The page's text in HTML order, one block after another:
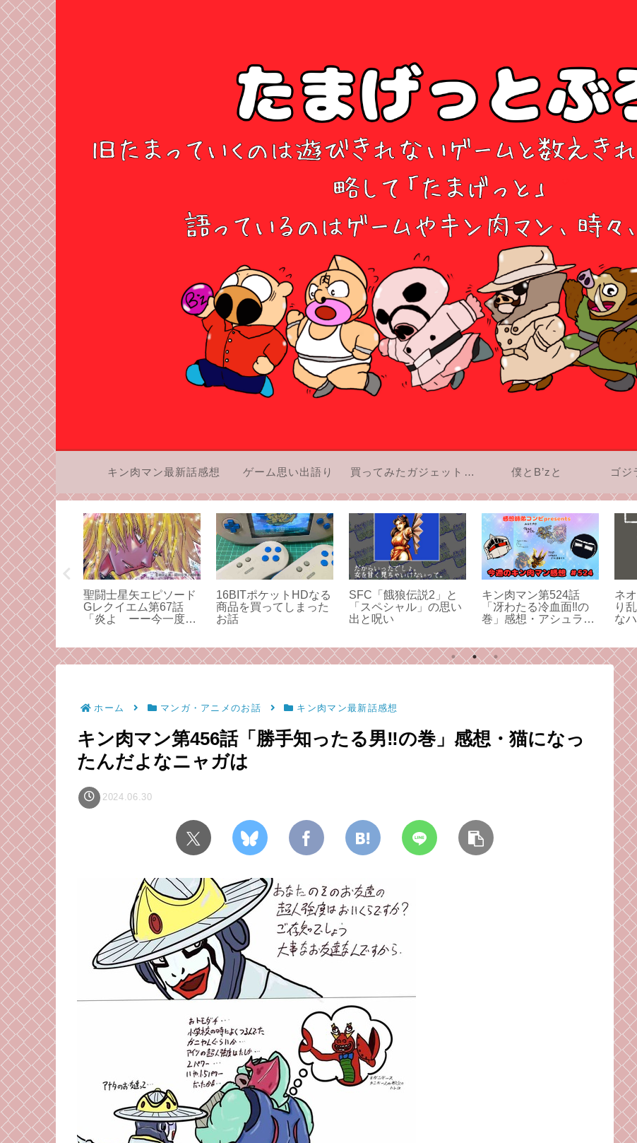
キン肉マン最新話感想 ゲーム思い出語り 買ってみたガジェットのお話 僕とB’zと ゴジ
「聖闘士星
ド編」と一
向き合って
の1
聖闘士星矢エピソード
Gレクイエム第67話
「炎よ ーー今一度ー
かもしれない
16BITポケットHDなる
商品を買ってしまった
お話
SFC「餓狼伝説2」と
「スペシャル」の思い
出と呪い
キン肉マン第524話
「冴わたる冷血面‼︎の
巻」感想・アシュラマ
師弟コンビが語る！
ネ
り
な
ホーム マンガ・アニメのお話 キン肉マン最新話感想
キン肉マン第456話「勝手知ったる男‼︎の巻」感想・猫になっ
たんだよなニャガは
2024.06.30